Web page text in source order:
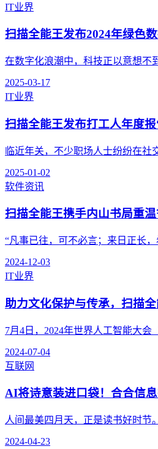
IT业界
扫描全能王发布2024年绿色
在数字化浪潮中，科技正以意想不
2025-03-17
IT业界
扫描全能王发布打工人年度
临近年关，不少职场人士纷纷在社
2025-01-02
软件资讯
扫描全能王携手内山书局重
“凡事已往，可不必言；来日正长
2024-12-03
IT业界
助力文化保护与传承，扫描
7月4日，2024年世界人工智能大会
2024-07-04
互联网
AI将诗意装进口袋！合合信
人间最美四月天，正是读书好时节
2024-04-23